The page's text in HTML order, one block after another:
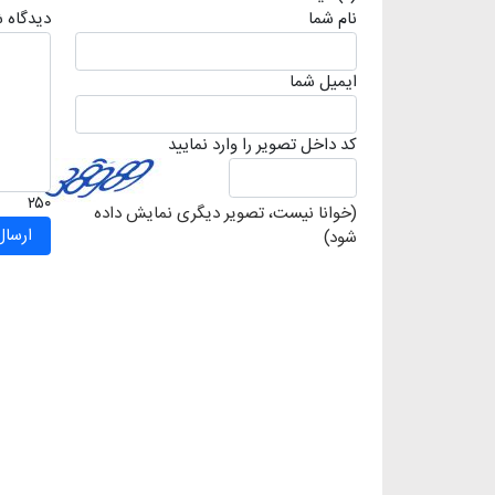
نام شما
ايميل شما
كد داخل تصویر را وارد نمایید
(خوانا نیست، تصویر دیگری نمایش داده
شود)
۲۵۰